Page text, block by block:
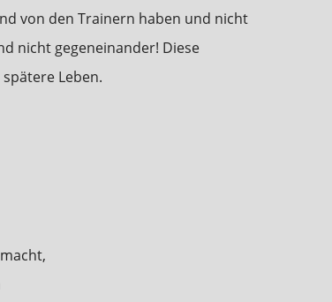
von den Trainern haben und nicht
nicht gegeneinander! Diese
Leben.